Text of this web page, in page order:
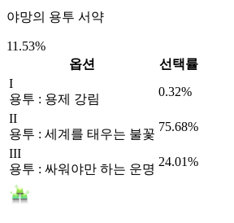
야망의 용투 서약
11.53%
옵션
선택률
I
용투 : 용제 강림
0.32%
II
용투 : 세계를 태우는 불꽃
75.68%
III
용투 : 싸워야만 하는 운명
24.01%